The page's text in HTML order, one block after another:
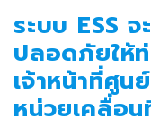
ระบบ ESS
ปลอดภัยให้
เจ้าหน้าที่ศูน
หน่วยเคลื่อน